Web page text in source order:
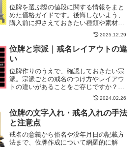
位牌を選ぶ際の値段に関する情報をまと
めた価格ガイドです。後悔しないよう、
購入前に押さえておきたい種類や素材に
よる値段の違いと選び方の重要ポイント
を解説しています。最適な位牌選びにぜ
ひご活用ください。
2025.12.29
位牌と宗派｜戒名レイアウトの違
い
位牌作りのうえで、確認しておきたい宗
派。宗派ごとの戒名のつけ方やレイアウ
トの違いがあることをご存じですか？
お寺ではなく、ご自身で位牌を購入され
る際には一度チェックされることをおす
すめします。
2024.02.26
位牌の文字入れ・戒名入れの手法
と注意点
戒名の意義から俗名や没年月日の記載方
法まで、位牌作成について網羅的に解